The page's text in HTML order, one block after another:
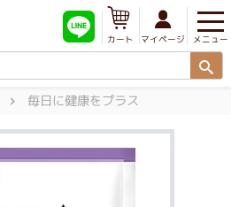
メニュー
マイページ
カート
毎日に健康をプラス